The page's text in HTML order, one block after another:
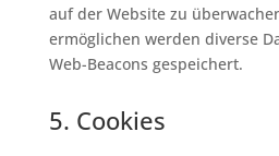
auf der Website zu
ermöglichen werden diverse
Web-Beacons gespeichert.
5. Cookies